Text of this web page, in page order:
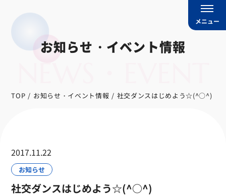
メニュー
お知らせ・イベント情報
TOP お知らせ・イベント情報 社交ダンスはじめよう☆(^○^)
2017.11.22
お知らせ
社交ダンスはじめよう☆(^○^)